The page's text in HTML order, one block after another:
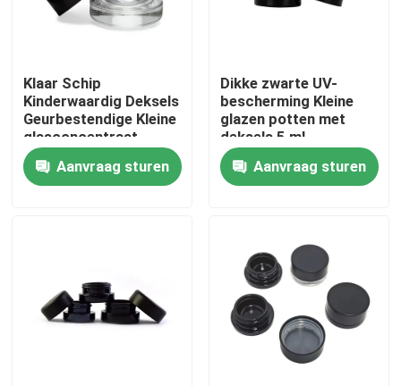
Huis
Klaar Schip
Kinderwaardig Deksels
Geurbestendige Kleine
glasconcentraat
Bloemolie potten
Groothandel
Aanvraag sturen
Dikke zwarte UV-
bescherming Kleine
glazen potten met
deksels 5 ml
geconcentreerde
pottenAanvraag sturen